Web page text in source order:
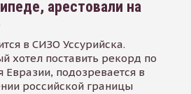
арестовали на
в СИЗО Уссурийска.
хотел поставить рекорд по
Евразии, подозревается в
российской границы